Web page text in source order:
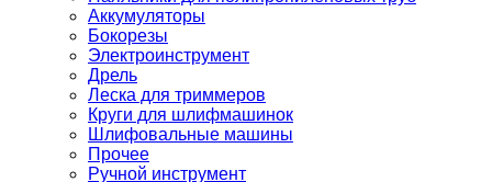
Аккумуляторы
Бокорезы
Электроинструмент
Дрель
Леска для триммеров
Круги для шлифмашинок
Шлифовальные машины
Прочее
Ручной инструмент